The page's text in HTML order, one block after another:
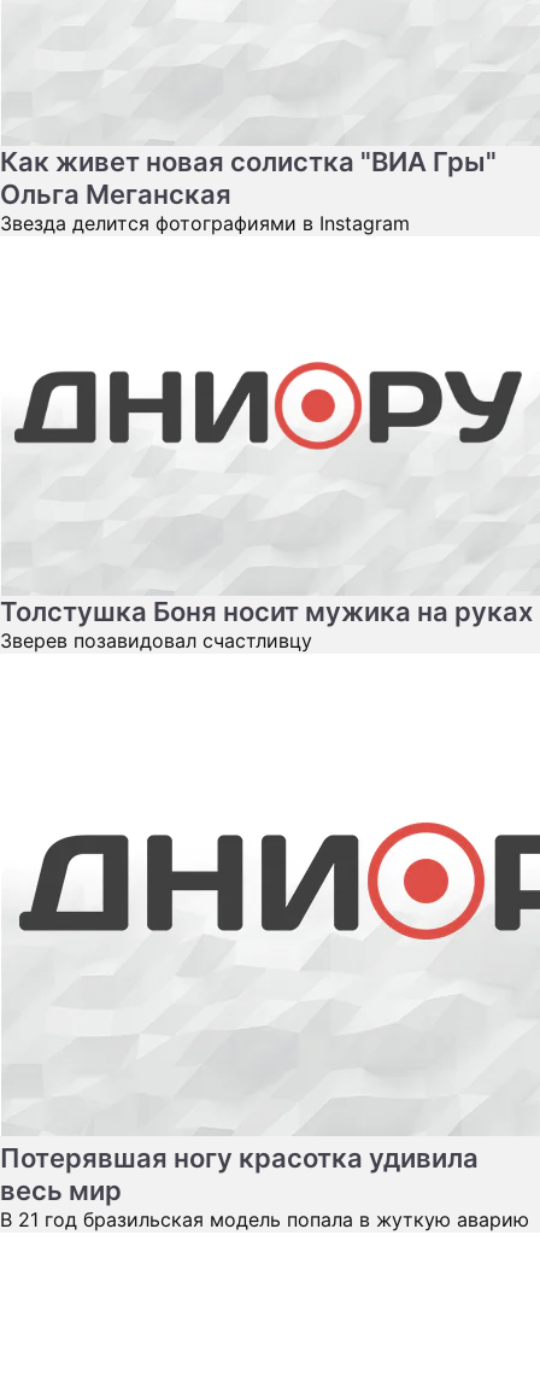
Как живет новая солистка "ВИА Гры"
Ольга Меганская
Звезда делится фотографиями в Instagram
Толстушка Боня носит мужика на руках
Зверев позавидовал счастливцу
Потерявшая ногу красотка удивила
В 21 год бразильская модель попала в жуткую аварию